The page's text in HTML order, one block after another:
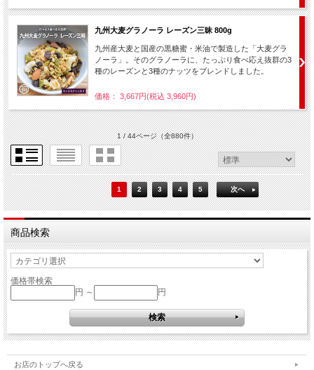
九州大麦グラノーラ レーズン三昧 800g
九州産大麦と国産の黒糖蜜・米油で製造した「大麦グラ
ノーラ」。そのグラノーラに、たっぷり食べ応え抜群の3
種のレーズンと3種のナッツをブレンドしました。
価格： 3,667円(税込 3,960円)
1 / 44ページ（全880件）
1 2 3 4 5 次へ
商品検索
価格帯検索
円 ～
円
お店のトップへ戻る